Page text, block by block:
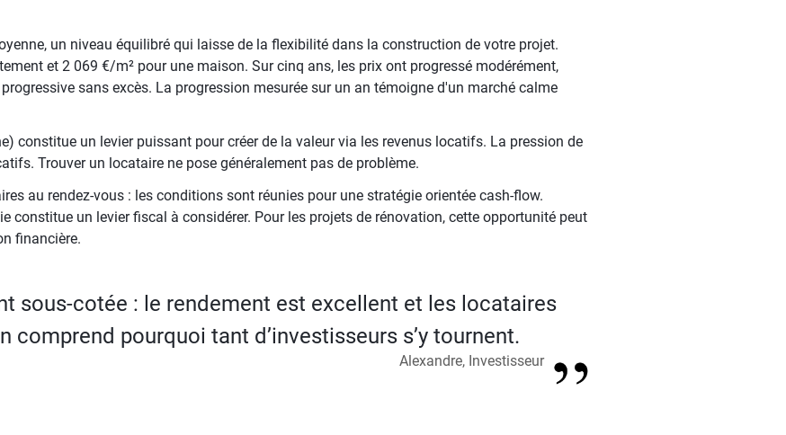
un niveau équilibré qui laisse de la flexibilité dans la construction de votre projet.
et 2 069 €/m² pour une maison. Sur cinq ans, les prix ont progressé modérément,
sans excès. La progression mesurée sur un an témoigne d'un marché calme
constitue un levier puissant pour créer de la valeur via les revenus locatifs. La pression de
Trouver un locataire ne pose généralement pas de problème.
au rendez-vous : les conditions sont réunies pour une stratégie orientée cash-flow.
constitue un levier fiscal à considérer. Pour les projets de rénovation, cette opportunité peut
financière.
sous-cotée : le rendement est excellent et les locataires
comprend pourquoi tant d’investisseurs s’y tournent.
Alexandre, Investisseur